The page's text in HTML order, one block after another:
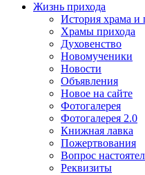
Жизнь прихода
История храма и
Храмы прихода
Духовенство
Новомученики
Новости
Объявления
Новое на сайте
Фотогалерея
Фотогалерея 2.0
Книжная лавка
Пожертвования
Вопрос
Реквизиты